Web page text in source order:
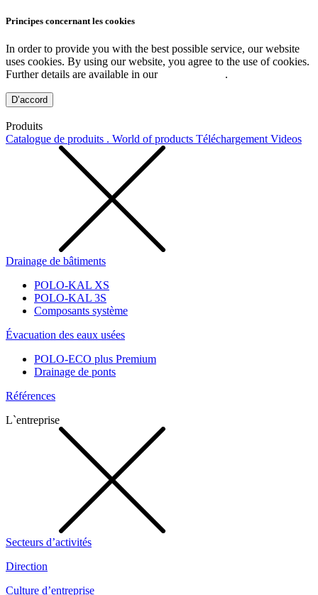
Principes concernant les cookies
In order to provide you with the best possible service, our website
uses cookies. By using our website, you agree to the use of cookies.
Further details are available in our
.
D’accord
Produits
Catalogue de produits . World of products Téléchargement Videos
Drainage de bâtiments
POLO-KAL XS
POLO-KAL 3S
Composants système
Évacuation des eaux usées
POLO-ECO plus Premium
Drainage de ponts
Références
L`entreprise
Secteurs d’activités
Direction
Culture d’entreprise